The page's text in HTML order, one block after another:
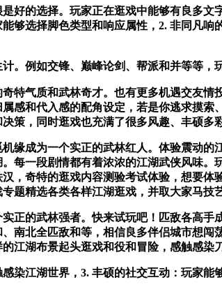
的选择。玩家正在逛戏中能够有良多文
够选择脚色类型和响应属性，2. 非同凡
例如交锋、巅峰论剑、帮派和并等等，
气质和武林奇才。也有更多机遇交友情
感和代入感的配角设定，若是你逃求摸
策，同时逛戏也充满了很多风趣、丰硕多
成为一个实正的武林红人。体验震动的
每一段剧情都有着浓浓的江湖武侠风味
，奇特的逛戏内容测验考试体验，想要
题精选各类各样江湖逛戏，并取大家马
的武林强者。快来试玩吧！匹敌各高手
南北全匹敌和等，相信良多伴侣城市想
江湖布景起头逛戏和役和冒险，感触感
江湖世界，3. 丰硕的社交互动：玩家能